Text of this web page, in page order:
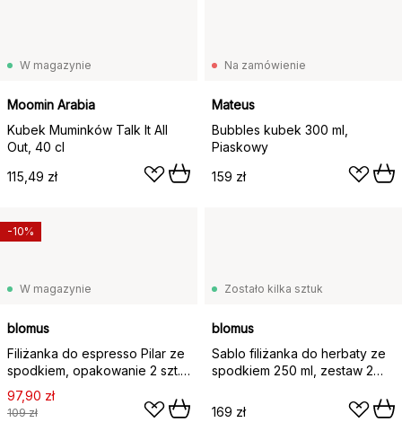
W magazynie
Moomin Arabia
Kubek Muminków Talk It All
Out, 40 cl
115,49 zł
Na zamówienie
Mateus
Bubbles kubek 300 ml,
Piaskowy
159 zł
W magazynie
blomus
Filiżanka do espresso Pilar ze
spodkiem, opakowanie 2 szt.,
Moonbeam
97,90 zł
109 zł
-10%
Zostało kilka sztuk
blomus
Sablo filiżanka do herbaty ze
spodkiem 250 ml, zestaw 2
169 zł